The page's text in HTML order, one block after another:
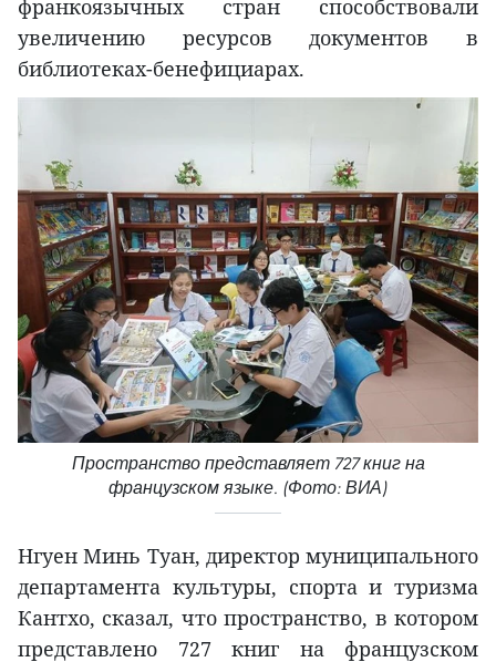
франкоязычных стран способствовали
увеличению ресурсов документов в
библиотеках-бенефициарах.
Пространство представляет 727 книг на
французском языке. (Фото: ВИА)
Нгуен Минь Туан, директор муниципального
департамента культуры, спорта и туризма
Кантхо, сказал, что пространство, в котором
представлено 727 книг на французском